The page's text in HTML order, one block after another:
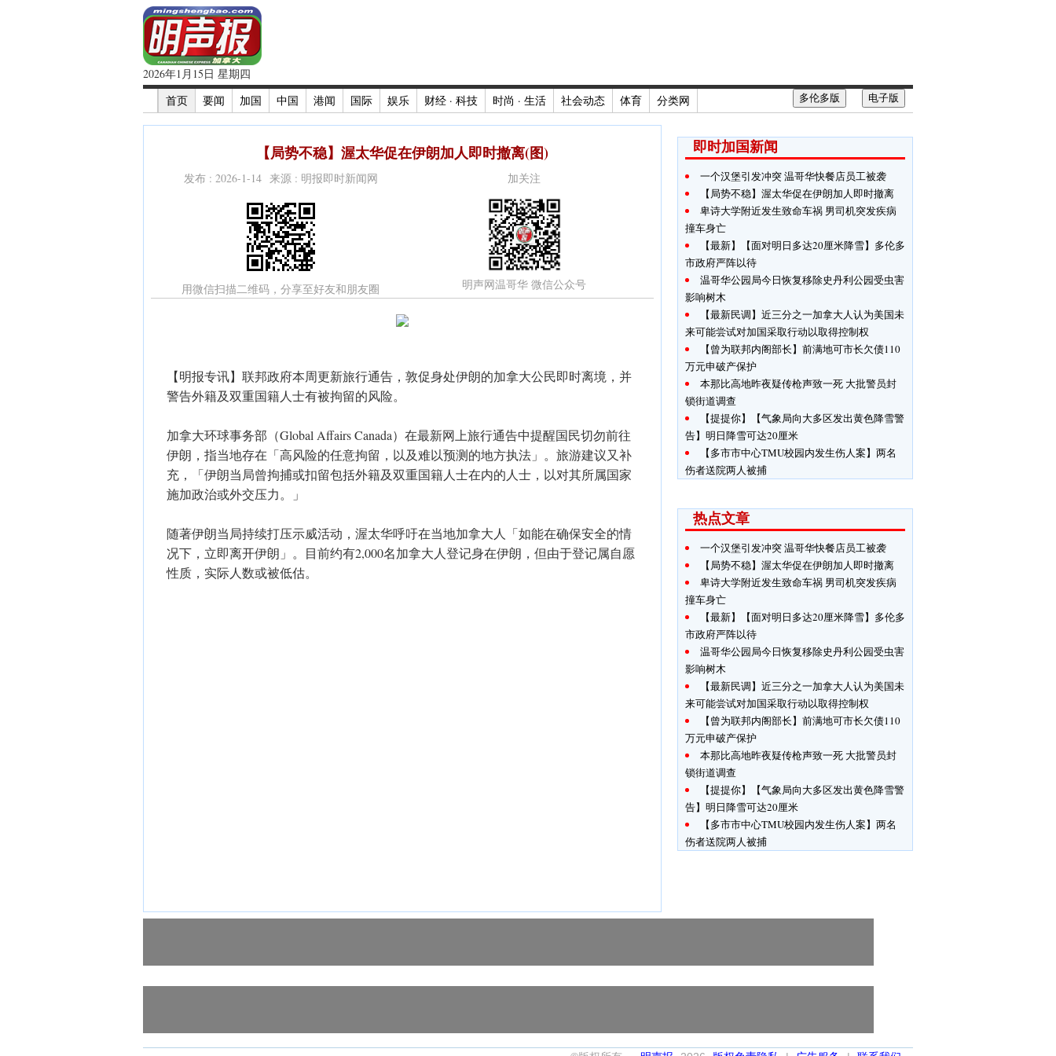
2026年1月15日 星期四
首页
要闻 加国 中国 港闻 国际 娱乐 财经 · 科技 时尚 · 生活 社会动态 体育 分类网 电子版
多伦多版
【局势不稳】渥太华促在伊朗加人即时撤离(图)
发布 : 2026-1-14 来源 : 明报即时新闻网
用微信扫描二维码，分享至好友和朋友圈
加关注
明声网温哥华 微信公众号
【明报专讯】联邦政府本周更新旅行通告，敦促身处伊朗的加拿大公民即时离境，并
警告外籍及双重国籍人士有被拘留的风险。
加拿大环球事务部（Global Affairs Canada）在最新网上旅行通告中提醒国民切勿前往
伊朗，指当地存在「高风险的任意拘留，以及难以预测的地方执法」。旅游建议又补
充，「伊朗当局曾拘捕或扣留包括外籍及双重国籍人士在内的人士，以对其所属国家
施加政治或外交压力。」
随著伊朗当局持续打压示威活动，渥太华呼吁在当地加拿大人「如能在确保安全的情
况下，立即离开伊朗」。目前约有2,000名加拿大人登记身在伊朗，但由于登记属自愿
性质，实际人数或被低估。
即时加国新闻
一个汉堡引发冲突 温哥华快餐店员工被袭
【局势不稳】渥太华促在伊朗加人即时撤离
卑诗大学附近发生致命车祸 男司机突发疾病
撞车身亡
【最新】【面对明日多达20厘米降雪】多伦多
市政府严阵以待
温哥华公园局今日恢复移除史丹利公园受虫害
影响树木
【最新民调】近三分之一加拿大人认为美国未
来可能尝试对加国采取行动以取得控制权
【曾为联邦内阁部长】前满地可市长欠债110
万元申破产保护
本那比高地昨夜疑传枪声致一死 大批警员封
锁街道调查
【提提你】【气象局向大多区发出黄色降雪警
告】明日降雪可达20厘米
【多市市中心TMU校园内发生伤人案】两名
伤者送院两人被捕
热点文章
一个汉堡引发冲突 温哥华快餐店员工被袭
【局势不稳】渥太华促在伊朗加人即时撤离
卑诗大学附近发生致命车祸 男司机突发疾病
撞车身亡
【最新】【面对明日多达20厘米降雪】多伦多
市政府严阵以待
温哥华公园局今日恢复移除史丹利公园受虫害
影响树木
【最新民调】近三分之一加拿大人认为美国未
来可能尝试对加国采取行动以取得控制权
【曾为联邦内阁部长】前满地可市长欠债110
万元申破产保护
本那比高地昨夜疑传枪声致一死 大批警员封
锁街道调查
【提提你】【气象局向大多区发出黄色降雪警
告】明日降雪可达20厘米
【多市市中心TMU校园内发生伤人案】两名
伤者送院两人被捕